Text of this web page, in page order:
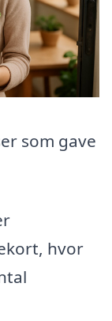
som gave
hvor